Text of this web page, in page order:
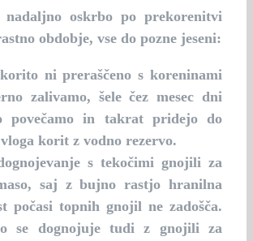
nadaljno oskrbo po prekorenitvi
obdobje, vse do pozne jeseni:
ni preraščeno s koreninami
zalivamo, šele čez mesec dni
povečamo in takrat pridejo do
korit z vodno rezervo.
s tekočimi gnojili za
saj z bujno rastjo hranilna
počasi topnih gnojil ne zadošča.
se dognojuje tudi z gnojili za